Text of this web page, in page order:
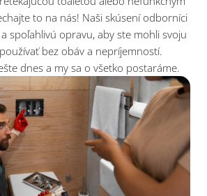
to na nás! Naši skúsení odborníci
spoľahlivú opravu, aby ste mohli svoju
bez obáv a nepríjemností.
dnes a my sa o všetko postaráme.